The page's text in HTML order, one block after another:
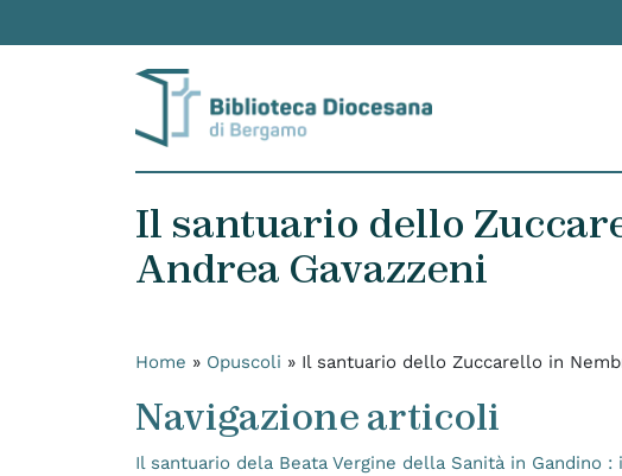
Il santuario dello
Andrea Gavazzeni
Home » Opuscoli » Il santuario dello Zuccarello in
Navigazione articoli
Il santuario dela Beata Vergine della Sanità in Gandino